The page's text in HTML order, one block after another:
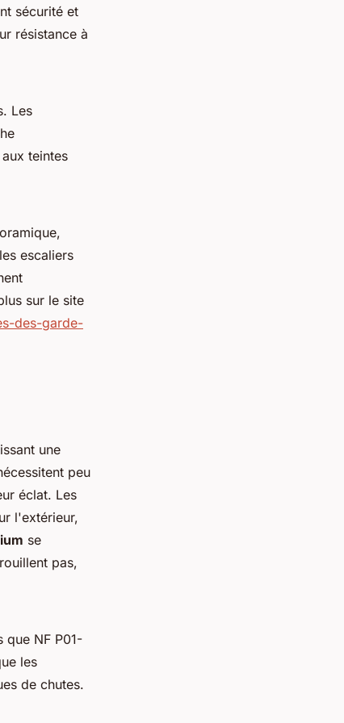
sécurité et
résistance à
Les
teintes
escaliers
sur le site
des-garde-
une
peu
éclat. Les
l'extérieur,
se
pas,
que NF P01-
les
de chutes.